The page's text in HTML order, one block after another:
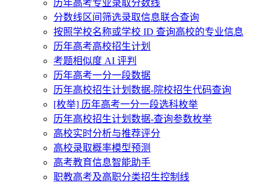
历年高考专业录取分数线
分数线区间筛选录取信息联合查询
按照学校名称或学校 ID 查询高校的专业信息
历年高考高校招生计划
考题相似度 AI 评判
历年高考一分一段数据
历年高校招生计划数据-院校招生代码查询
[枚举] 历年高考一分一段选科枚举
历年高校招生计划数据-查询参数枚举
高校实时分析与推荐评分
高校录取概率模型预测
高考教育信息智能助手
职教高考及高职分类招生控制线